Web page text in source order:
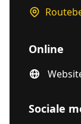
Online
Sociale